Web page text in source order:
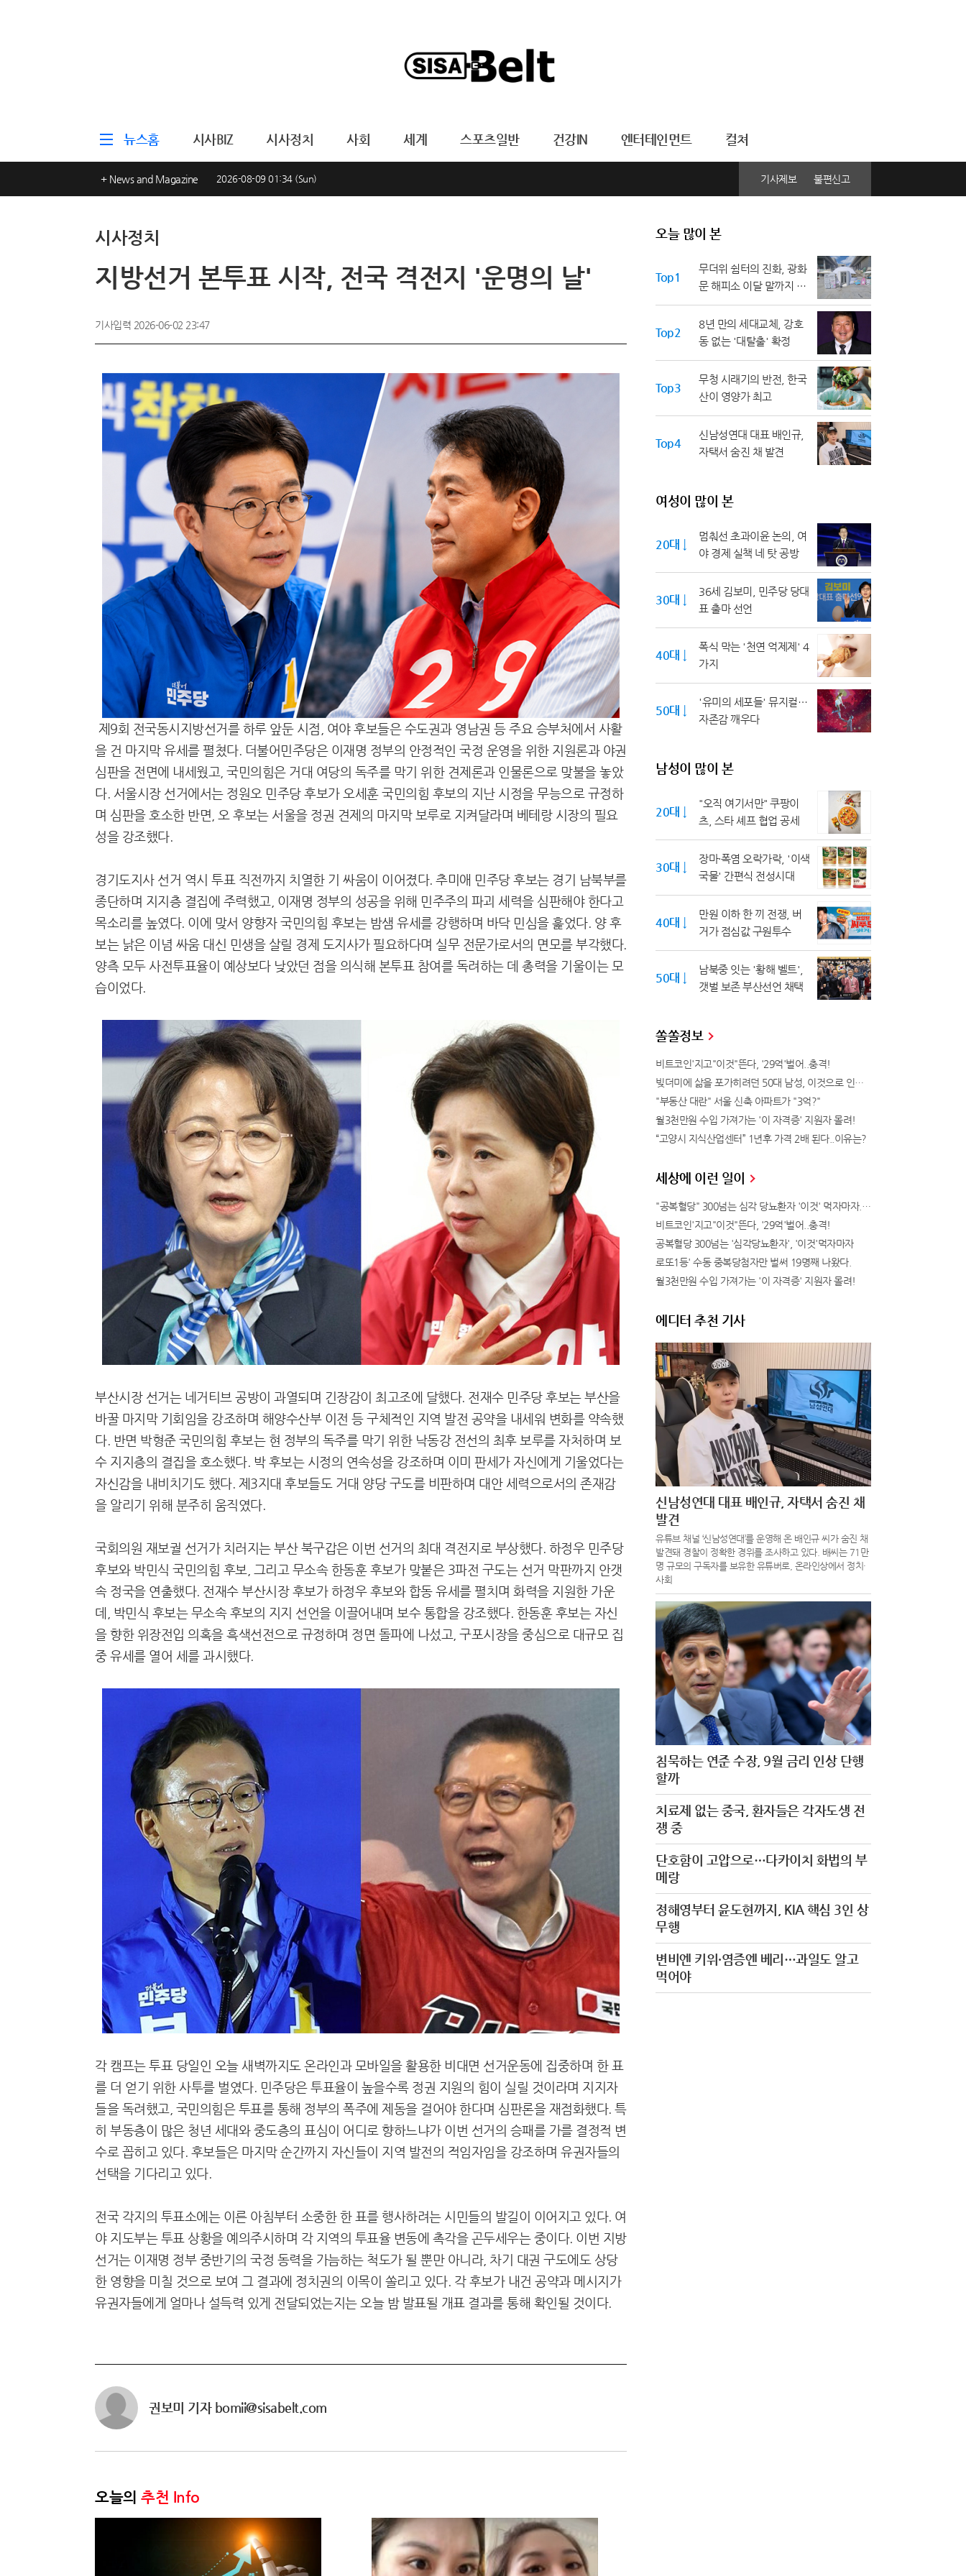
뉴스홈 시사BIZ 시사정치 사회 세계 스포츠일반 건강IN 엔터테인먼트 컬쳐
+ News and Magazine 2026-08-09 01:34 (Sun) 기사제보 불편신고
시사정치
지방선거 본투표 시작, 전국 격전지 '운명의 날'
기사입력 2026-06-02 23:47
제9회 전국동시지방선거를 하루 앞둔 시점, 여야 후보들은 수도권과 영남권 등 주요 승부처에서 사활
을 건 마지막 유세를 펼쳤다. 더불어민주당은 이재명 정부의 안정적인 국정 운영을 위한 지원론과 야권
심판을 전면에 내세웠고, 국민의힘은 거대 여당의 독주를 막기 위한 견제론과 인물론으로 맞불을 놓았
다. 서울시장 선거에서는 정원오 민주당 후보가 오세훈 국민의힘 후보의 지난 시정을 무능으로 규정하
며 심판을 호소한 반면, 오 후보는 서울을 정권 견제의 마지막 보루로 지켜달라며 베테랑 시장의 필요
성을 강조했다.
경기도지사 선거 역시 투표 직전까지 치열한 기 싸움이 이어졌다. 추미애 민주당 후보는 경기 남북부를
종단하며 지지층 결집에 주력했고, 이재명 정부의 성공을 위해 민주주의 파괴 세력을 심판해야 한다고
목소리를 높였다. 이에 맞서 양향자 국민의힘 후보는 밤샘 유세를 강행하며 바닥 민심을 훑었다. 양 후
보는 낡은 이념 싸움 대신 민생을 살릴 경제 도지사가 필요하다며 실무 전문가로서의 면모를 부각했다.
양측 모두 사전투표율이 예상보다 낮았던 점을 의식해 본투표 참여를 독려하는 데 총력을 기울이는 모
습이었다.
부산시장 선거는 네거티브 공방이 과열되며 긴장감이 최고조에 달했다. 전재수 민주당 후보는 부산을
바꿀 마지막 기회임을 강조하며 해양수산부 이전 등 구체적인 지역 발전 공약을 내세워 변화를 약속했
다. 반면 박형준 국민의힘 후보는 현 정부의 독주를 막기 위한 낙동강 전선의 최후 보루를 자처하며 보
수 지지층의 결집을 호소했다. 박 후보는 시정의 연속성을 강조하며 이미 판세가 자신에게 기울었다는
자신감을 내비치기도 했다. 제3지대 후보들도 거대 양당 구도를 비판하며 대안 세력으로서의 존재감
을 알리기 위해 분주히 움직였다.
국회의원 재보궐 선거가 치러지는 부산 북구갑은 이번 선거의 최대 격전지로 부상했다. 하정우 민주당
후보와 박민식 국민의힘 후보, 그리고 무소속 한동훈 후보가 맞붙은 3파전 구도는 선거 막판까지 안갯
속 정국을 연출했다. 전재수 부산시장 후보가 하정우 후보와 합동 유세를 펼치며 화력을 지원한 가운
데, 박민식 후보는 무소속 후보의 지지 선언을 이끌어내며 보수 통합을 강조했다. 한동훈 후보는 자신
을 향한 위장전입 의혹을 흑색선전으로 규정하며 정면 돌파에 나섰고, 구포시장을 중심으로 대규모 집
중 유세를 열어 세를 과시했다.
각 캠프는 투표 당일인 오늘 새벽까지도 온라인과 모바일을 활용한 비대면 선거운동에 집중하며 한 표
를 더 얻기 위한 사투를 벌였다. 민주당은 투표율이 높을수록 정권 지원의 힘이 실릴 것이라며 지지자
들을 독려했고, 국민의힘은 투표를 통해 정부의 폭주에 제동을 걸어야 한다며 심판론을 재점화했다. 특
히 부동층이 많은 청년 세대와 중도층의 표심이 어디로 향하느냐가 이번 선거의 승패를 가를 결정적 변
수로 꼽히고 있다. 후보들은 마지막 순간까지 자신들이 지역 발전의 적임자임을 강조하며 유권자들의
선택을 기다리고 있다.
전국 각지의 투표소에는 이른 아침부터 소중한 한 표를 행사하려는 시민들의 발길이 이어지고 있다. 여
야 지도부는 투표 상황을 예의주시하며 각 지역의 투표율 변동에 촉각을 곤두세우는 중이다. 이번 지방
선거는 이재명 정부 중반기의 국정 동력을 가늠하는 척도가 될 뿐만 아니라, 차기 대권 구도에도 상당
한 영향을 미칠 것으로 보여 그 결과에 정치권의 이목이 쏠리고 있다. 각 후보가 내건 공약과 메시지가
유권자들에게 얼마나 설득력 있게 전달되었는지는 오늘 밤 발표될 개표 결과를 통해 확인될 것이다.
권보미 기자 bomii@sisabelt.com
오늘의 추천 Info
오늘 많이 본
Top1
무더위 쉼터의 진화, 광화
문 해피소 이달 말까지 연
장
Top2
8년 만의 세대교체, 강호
동 없는 '대탈출' 확정
Top3
무청 시래기의 반전, 한국
산이 영양가 최고
Top4
신남성연대 대표 배인규,
자택서 숨진 채 발견
여성이 많이 본
20대 ↓
멈춰선 초과이윤 논의, 여
야 경제 실책 네 탓 공방
30대 ↓
36세 김보미, 민주당 당대
표 출마 선언
40대 ↓
폭식 막는 '천연 억제제' 4
가지
50대 ↓
'유미의 세포들' 뮤지컬…
자존감 깨우다
남성이 많이 본
20대 ↓
"오직 여기서만" 쿠팡이
츠, 스타 셰프 협업 공세
30대 ↓
장마·폭염 오락가락, '이색
국물' 간편식 전성시대
40대 ↓
만원 이하 한 끼 전쟁, 버
거가 점심값 구원투수
50대 ↓
남북중 잇는 '황해 벨트',
갯벌 보존 부산선언 채택
쏠쏠정보
비트코인'지고"이것"뜬다, '29억'벌어..충격!
빚더미에 삶을 포가히려던 50대 남성, 이것으로 인생역전
"부동산 대란" 서울 신축 아파트가 "3억?"
월3천만원 수입 가져가는 '이 자격증' 지원자 몰려!
“고양시 지식산업센터” 1년후 가격 2배 된다..이유는?
세상에 이런 일이
"공복혈당" 300넘는 심각 당뇨환자 '이것' 먹자마자..바로
비트코인'지고"이것"뜬다, '29억'벌어..충격!
공복혈당 300넘는 '심각당뇨환자', '이것'먹자마자
로또1등' 수동 중복당첨자만 벌써 19명째 나왔다.
월3천만원 수입 가져가는 '이 자격증' 지원자 몰려!
에디터 추천 기사
신남성연대 대표 배인규, 자택서 숨진 채
발견
유튜브 채널 ‘신남성연대’를 운영해 온 배인규 씨가 숨진 채
발견돼 경찰이 정확한 경위를 조사하고 있다. 배씨는 71만
명 규모의 구독자를 보유한 유튜버로, 온라인상에서 정치·
사회
침묵하는 연준 수장, 9월 금리 인상 단행
할까
치료제 없는 중국, 환자들은 각자도생 전
쟁 중
단호함이 고압으로…다카이치 화법의 부
메랑
정해영부터 윤도현까지, KIA 핵심 3인 상
무행
변비엔 키위·염증엔 베리…과일도 알고
먹어야